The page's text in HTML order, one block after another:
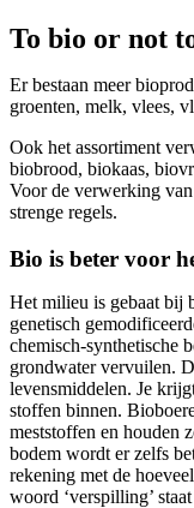
To bio or not
Er bestaan meer
groenten, melk, vlees,
Ook het assortiment
biobrood, biokaas,
Voor de verwerking
strenge regels.
Bio is beter voor
Het milieu is gebaat bij
genetisch
chemisch-synthetische
grondwater vervuilen.
levensmiddelen. Je
stoffen binnen.
meststoffen en houden
bodem wordt er zelfs
rekening met de
woord ‘verspilling’